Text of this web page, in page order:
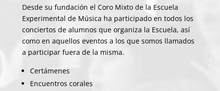
Desde su fundación el Coro Mixto de la Escuela
Experimental de Música ha participado en todos los
conciertos de alumnos que organiza la Escuela, así
como en aquellos eventos a los que somos llamados
a participar fuera de la misma.
Certámenes
Encuentros corales